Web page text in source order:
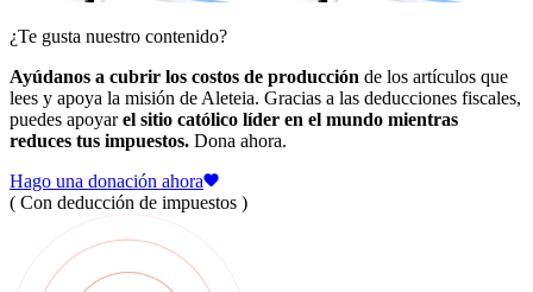
¿Te gusta nuestro contenido?
Ayúdanos a cubrir los costos de producción de los artículos que
lees y apoya la misión de Aleteia. Gracias a las deducciones fiscales,
puedes apoyarel sitio católico líder en el mundo mientras
reduces tus impuestos. Dona ahora.
Hago una donación ahora
( Con deducción de impuestos )